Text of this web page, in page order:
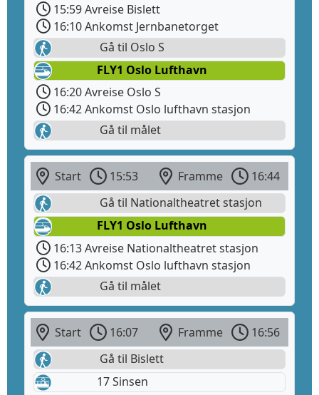
15:59 Avreise Bislett
16:10 Ankomst Jernbanetorget
Gå til Oslo S
FLY1 Oslo Lufthavn
16:20 Avreise Oslo S
16:42 Ankomst Oslo lufthavn stasjon
Gå til målet
Start 15:53 Framme
16:44
Gå til Nationaltheatret stasjon
FLY1 Oslo Lufthavn
16:13 Avreise Nationaltheatret stasjon
16:42 Ankomst Oslo lufthavn stasjon
Gå til målet
Start 16:07 Framme
16:56
Gå til Bislett
17 Sinsen